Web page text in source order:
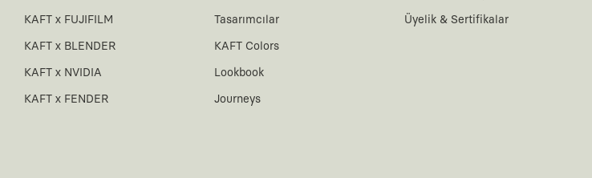
KAFT x FUJIFILM
KAFT x BLENDER
KAFT x NVIDIA
KAFT x FENDER
Tasarımcılar
KAFT Colors
Lookbook
Journeys
Üyelik & Sertifikalar